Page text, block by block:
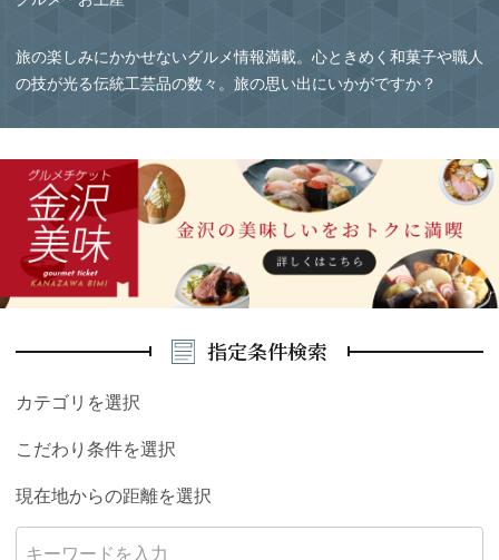
旅の楽しみにかかせないグルメ情報満載。心ときめく和菓子や職人
の技が光る伝統工芸品の数々。旅の思い出にいかがですか？
指定条件検索
カテゴリを選択
こだわり条件を選択
現在地からの距離を選択